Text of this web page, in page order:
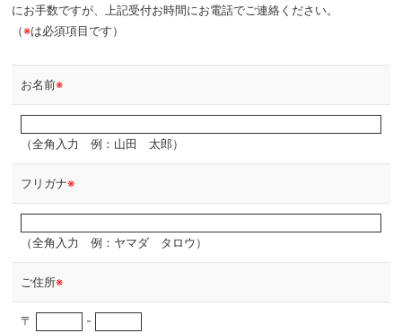
にお手数ですが、上記受付お時間にお電話でご連絡ください。
（※は必須項目です）
お名前※
（全角入力 例：山田 太郎）
フリガナ※
（全角入力 例：ヤマダ タロウ）
ご住所※
〒
-